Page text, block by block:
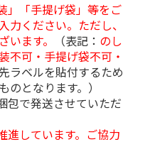
」「手提げ袋」等をご
ください。ただし、
ます。
（表記： のし
不可・手提げ袋不可・
ラベルを貼付するため
となります。）
包で発送させていただ
進しています。ご協力